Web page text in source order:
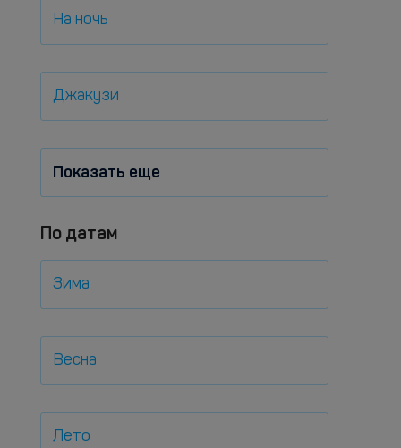
На ночь
Джакузи
Показать еще
По датам
Зима
Весна
Лето